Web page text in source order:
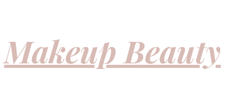
Makeup Beauty